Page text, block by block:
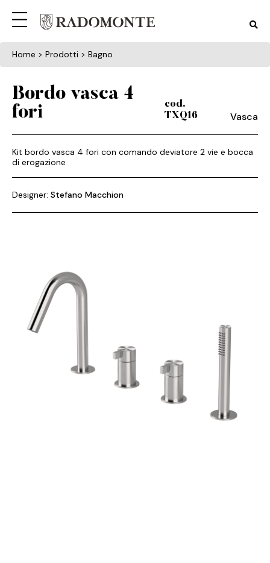
Home > Prodotti > Bagno
Bordo vasca 4
fori
cod.
TXQ16
Vasca
Kit bordo vasca 4 fori con comando deviatore 2 vie e bocca
di erogazione
Designer: Stefano Macchion